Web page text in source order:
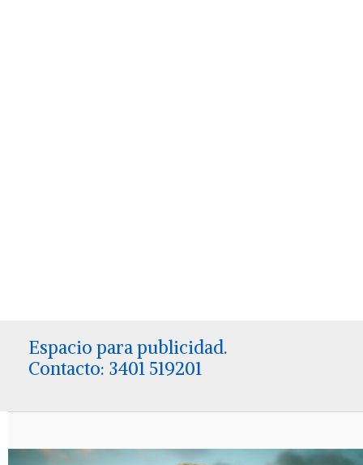
Espacio para publicidad.
Contacto: 3401 519201